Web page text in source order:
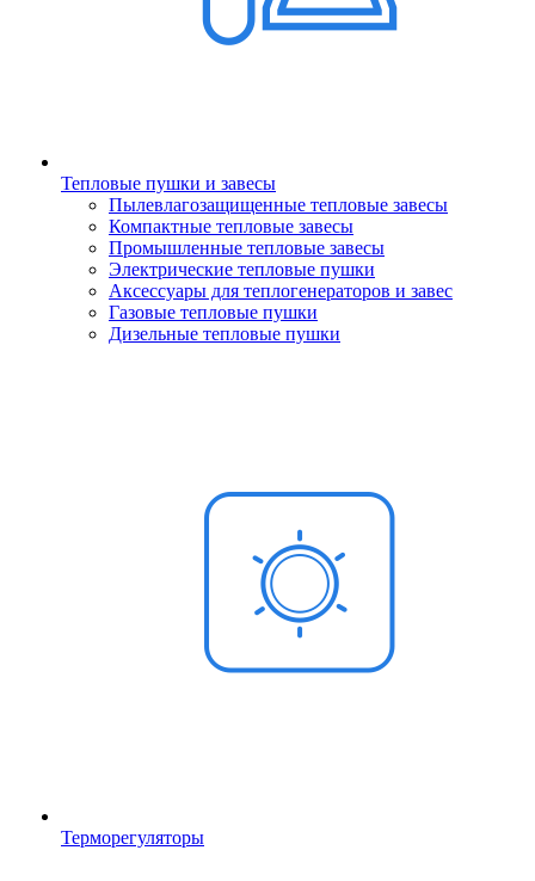
Тепловые пушки и завесы
Пылевлагозащищенные тепловые завесы
Компактные тепловые завесы
Промышленные тепловые завесы
Электрические тепловые пушки
Аксессуары для теплогенераторов и завес
Газовые тепловые пушки
Дизельные тепловые пушки
Терморегуляторы